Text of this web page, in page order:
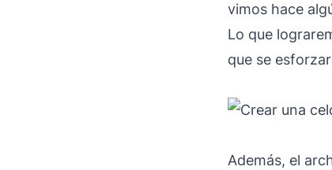
vimos hace
Lo que
que se
Además, el